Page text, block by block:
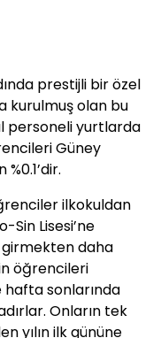
prestijli bir özel
kurulmuş olan bu
personeli yurtlarda
Güney
ilkokuldan
Sin Lisesi’ne
girmekten daha
öğrencileri
hafta sonlarında
Onların tek
yılın ilk gününe